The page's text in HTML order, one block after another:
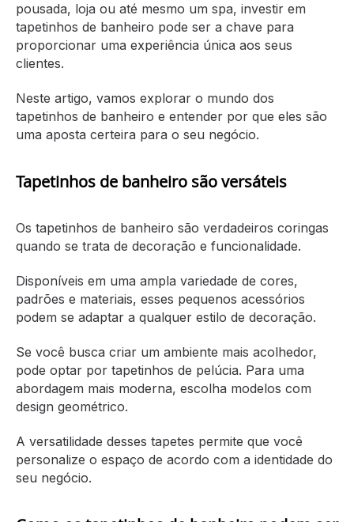
pousada, loja ou até mesmo um spa, investir em
tapetinhos de banheiro pode ser a chave para
proporcionar uma experiência única aos seus
clientes.
Neste artigo, vamos explorar o mundo dos
tapetinhos de banheiro e entender por que eles são
uma aposta certeira para o seu negócio.
Tapetinhos de banheiro são versáteis
Os tapetinhos de banheiro são verdadeiros coringas
quando se trata de decoração e funcionalidade.
Disponíveis em uma ampla variedade de cores,
padrões e materiais, esses pequenos acessórios
podem se adaptar a qualquer estilo de decoração.
Se você busca criar um ambiente mais acolhedor,
pode optar por tapetinhos de pelúcia. Para uma
abordagem mais moderna, escolha modelos com
design geométrico.
A versatilidade desses tapetes permite que você
personalize o espaço de acordo com a identidade do
seu negócio.